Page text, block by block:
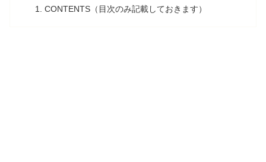
CONTENTS（目次のみ記載しておきます）